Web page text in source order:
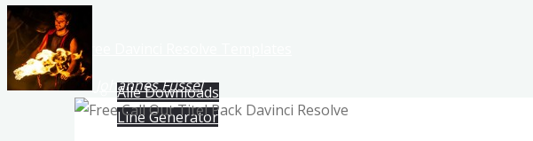
Free Davinci Resolve Templates
Alle Downloads
Line Generator
Johannes Füssel